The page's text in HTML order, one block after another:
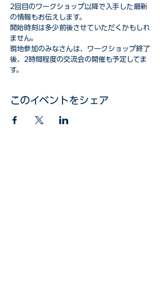
2回目のワークショップ以降で入手した最新
の情報もお伝えします。
開始時刻は多少前後させていただくかもしれ
ません。
現地参加のみなさんは、ワークショップ終了
後、2時間程度の交流会の開催も予定してま
す。
このイベントをシェア